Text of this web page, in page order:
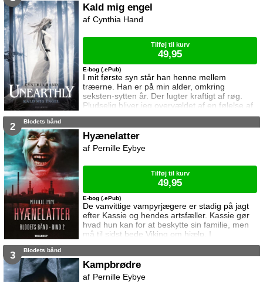
og en stemme begynder at tale til hende inde i
hovedet. Et møde mellem Mario og Kylie bliver
afgørende. Kun én af dem vil overleve ...
Kald mig engel
I mit første syn står han henne mellem
træerne. Han er på min alder, omkring
seksten-sytten år. Der lugter kraftigt af røg.
Pludselig bliver jeg overvældet af en følelse af
sorg, har svært ved at trække vejret. Så bliver
Gad vide hvem han er, og skal jeg redde
ham?
E-bog (.ePub)
Cynthia Hand
Tilføj til kurv
49,95
2 Blodets bånd
Hyænelatter
De vanvittige vampyrjægere er stadig på jagt
efter Kassie og hendes artsfæller. Kassie gør
hvad hun kan for at beskytte sin familie, men
må til sidst bede Viking om hjælp. I
mellemtiden er Leo ved at indse at han er
og han søger hjælp hos heksen Liliana.
Hyænelatter er andet bind i serien Blodets
E-bog (.ePub)
Pernille Eybye
Tilføj til kurv
49,95
3 Blodets bånd
Kampbrødre
Pernille Eybye